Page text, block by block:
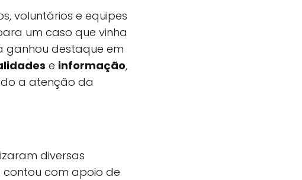
voluntários e equipes
um caso que vinha
ganhou destaque em
e informação,
a atenção da
diversas
com apoio de